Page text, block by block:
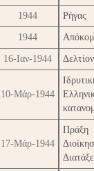
1944 Ρήγας
1944
16-Ιαν-1944
10-Μάρ-1944
17-Μάρ-1944
Πράξη